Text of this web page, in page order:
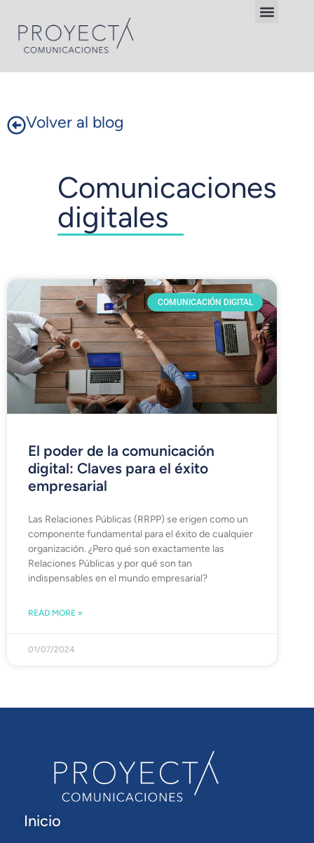
Volver al blog
Comunicaciones
digitales
COMUNICACIÓN DIGITAL
El poder de la comunicación
digital: Claves para el éxito
empresarial
Las Relaciones Públicas (RRPP) se erigen como un
componente fundamental para el éxito de cualquier
organización. ¿Pero qué son exactamente las
Relaciones Públicas y por qué son tan
indispensables en el mundo empresarial?
READ MORE »
01/07/2024
Inicio